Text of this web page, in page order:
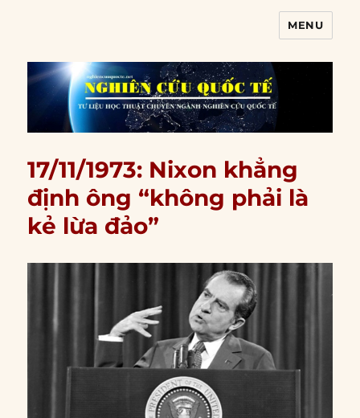
MENU
17/11/1973: Nixon khẳng
định ông “không phải là
kẻ lừa đảo”